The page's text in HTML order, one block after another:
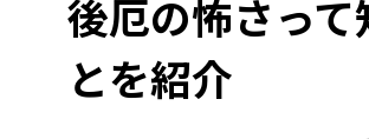
後厄の怖さって
とを紹介